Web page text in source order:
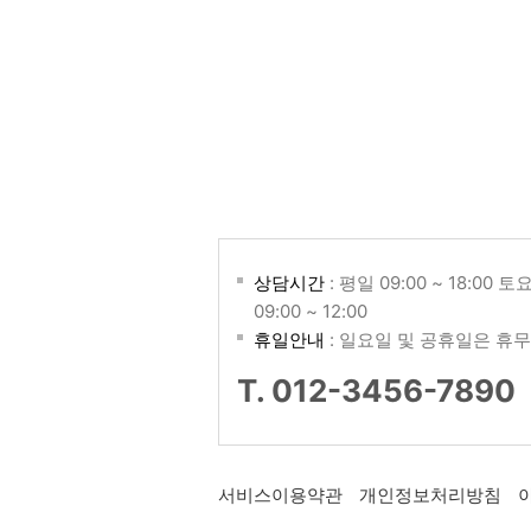
상담시간 : 평일 09:00 ~ 18:00 토
09:00 ~ 12:00
휴일안내 : 일요일 및 공휴일은 휴무
T. 012-3456-7890
서비스이용약관 개인정보처리방침